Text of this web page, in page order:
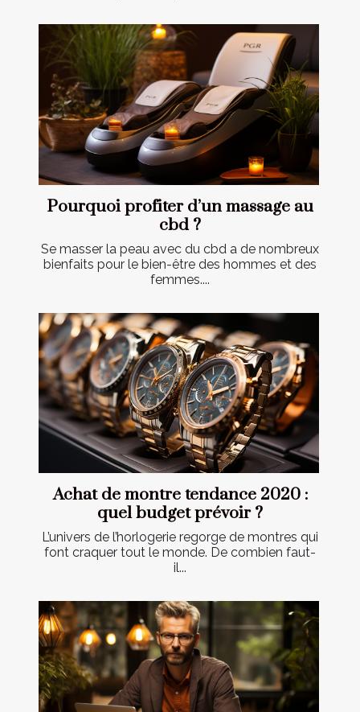
Pourquoi profiter d’un massage au
cbd ?
Se masser la peau avec du cbd a de nombreux
bienfaits pour le bien-être des hommes et des
femmes....
Achat de montre tendance 2020 :
quel budget prévoir ?
L’univers de l’horlogerie regorge de montres qui
font craquer tout le monde. De combien faut-
il...